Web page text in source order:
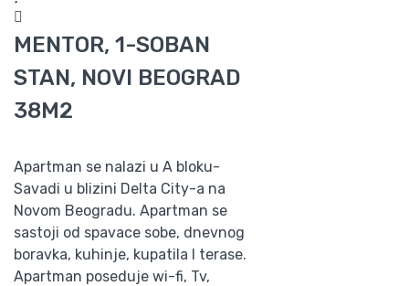
MENTOR, 1-SOBAN
STAN, NOVI BEOGRAD
38M2
Apartman se nalazi u A bloku-
Savadi u blizini Delta City-a na
Novom Beogradu. Apartman se
sastoji od spavace sobe, dnevnog
boravka, kuhinje, kupatila I terase.
Apartman poseduje wi-fi, Tv,